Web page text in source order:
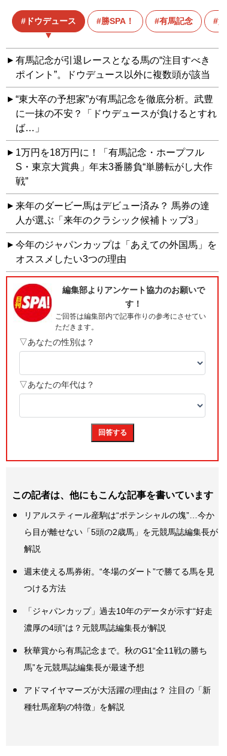
ドウデュース 勝SPA！ 有馬記念 競
有馬記念が引退レースとなる馬の“注目すべき
ポイント”。ドウデュース以外に複数頭が該当
“東大卒の予想家”が有馬記念を徹底分析。武豊
に一抹の不安？「ドウデュースが負けるとすれ
ば…」
1万円を18万円に！「有馬記念・ホープフル
S・東京大賞典」年末3番勝負“単勝転がし大作
戦”
来年のダービー馬はデビュー済み？ 馬券の達
人が選ぶ「来年のクラシック候補トップ3」
今年のジャパンカップは「あえての外国馬」を
オススメしたい3つの理由
この記者は、他にもこんな記事を書いています
リアルスティール産駒は“ポテンシャルの塊”…今か
ら目が離せない「5頭の2歳馬」を元競馬誌編集長が
解説
週末使える馬券術。“冬場のダート”で勝てる馬を見
つける方法
「ジャパンカップ」過去10年のデータが示す“好走
濃厚の4頭”は？元競馬誌編集長が解説
秋華賞から有馬記念まで。秋のG1“全11戦の勝ち
馬”を元競馬誌編集長が最速予想
アドマイヤマーズが大活躍の理由は？ 注目の「新
種牡馬産駒の特徴」を解説